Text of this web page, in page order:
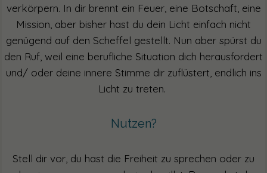
verkörpern. In dir brennt ein Feuer, eine Botschaft, eine
Mission, aber bisher hast du dein Licht einfach nicht
genügend auf den Scheffel gestellt. Nun aber spürst du
den Ruf, weil eine berufliche Situation dich herausfordert
und/ oder deine innere Stimme dir zuflüstert, endlich ins
Licht zu treten.
Nutzen?
Stell dir vor, du hast die Freiheit zu sprechen oder zu